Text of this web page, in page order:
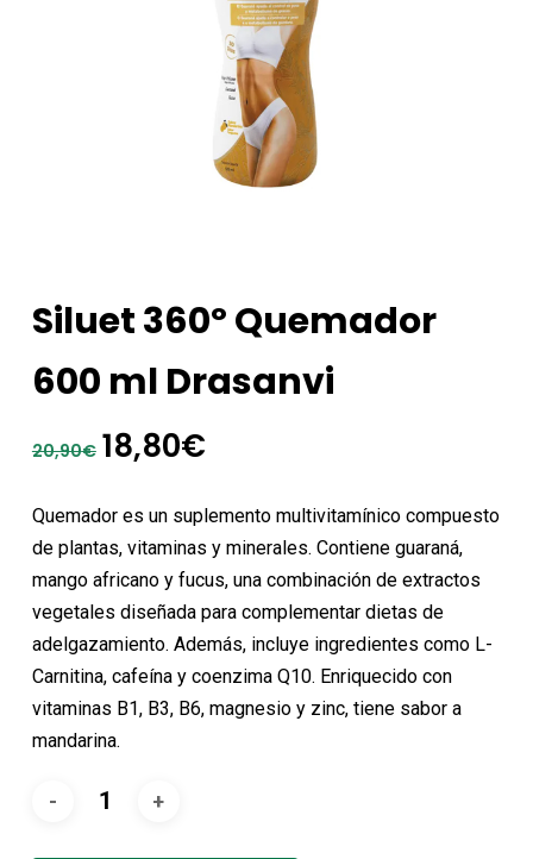
Siluet 360º Quemador
600 ml Drasanvi
20,90€ El
original
era:
20,90€.
18,80€El
actual
es:
18,80€.
Quemador es un suplemento multivitamínico compuesto
de plantas, vitaminas y minerales. Contiene guaraná,
mango africano y fucus, una combinación de extractos
vegetales diseñada para complementar dietas de
adelgazamiento. Además, incluye ingredientes como L-
Carnitina, cafeína y coenzima Q10. Enriquecido con
vitaminas B1, B3, B6, magnesio y zinc, tiene sabor a
mandarina.